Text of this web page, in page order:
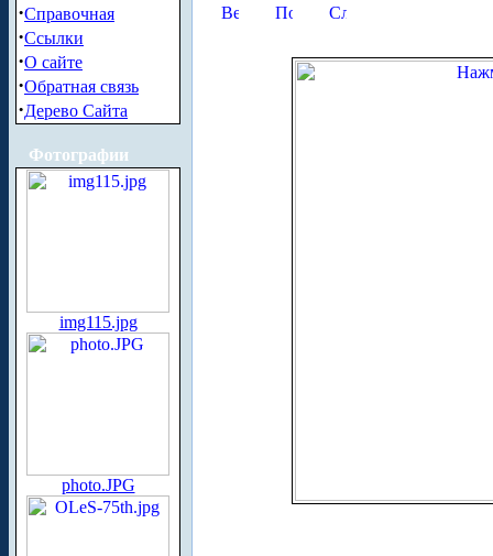
·Справочная
·Ссылки
·О сайте
·Обратная связь
·Дерево Сайта
Фотографии
img115.jpg
photo.JPG